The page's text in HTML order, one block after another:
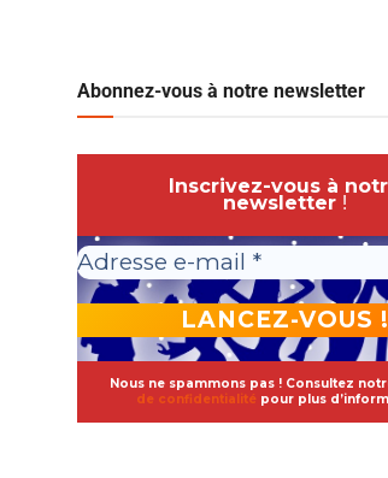
Abonnez-vous à notre newsletter
Inscrivez-vous à
newsletter !
Nous ne spammons pas ! Consultez
de confidentialité pour plus